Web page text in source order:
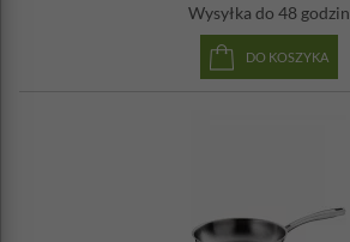
Pojemność: 0,8 Litra
Gwarancja producenta: 5 lat
Wysyłka do 48 godzin
DO KOSZYKA